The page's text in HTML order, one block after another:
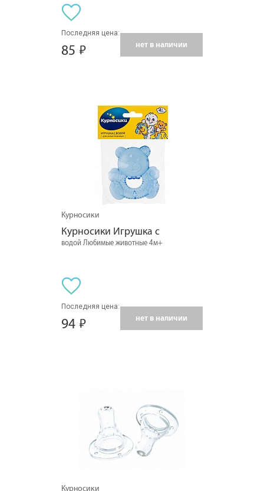
Последняя цена:
85 нет в наличии
Курносики
Курносики Игрушка с
водой Любимые животные 4м+
Последняя цена:
94 нет в наличии
Курносики